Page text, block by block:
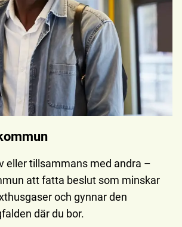
eller tillsammans med andra –
att fatta beslut som minskar
och gynnar den
där du bor.